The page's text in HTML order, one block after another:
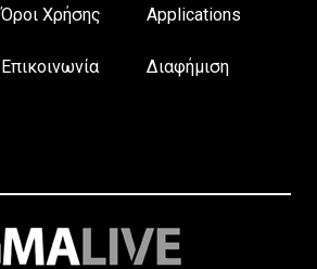
Όροι Χρήσης Applications
Επικοινωνία Διαφήμιση